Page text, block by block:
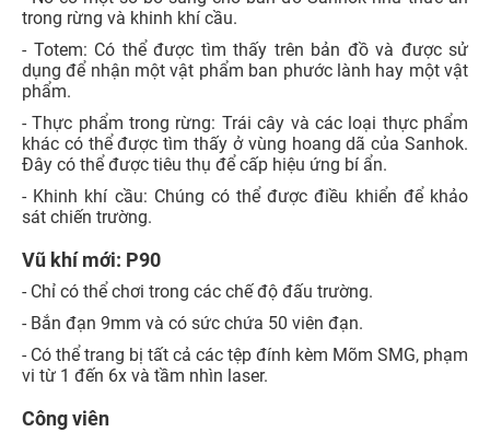
trong rừng và khinh khí cầu.
- Totem: Có thể được tìm thấy trên bản đồ và được sử
dụng để nhận một vật phẩm ban phước lành hay một vật
phẩm.
- Thực phẩm trong rừng: Trái cây và các loại thực phẩm
khác có thể được tìm thấy ở vùng hoang dã của Sanhok.
Đây có thể được tiêu thụ để cấp hiệu ứng bí ẩn.
- Khinh khí cầu: Chúng có thể được điều khiển để khảo
sát chiến trường.
Vũ khí mới: P90
- Chỉ có thể chơi trong các chế độ đấu trường.
- Bắn đạn 9mm và có sức chứa 50 viên đạn.
- Có thể trang bị tất cả các tệp đính kèm Mõm SMG, phạm
vi từ 1 đến 6x và tầm nhìn laser.
Công viên